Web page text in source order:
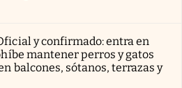
y confirmado: entra en
mantener perros y gatos
balcones, sótanos, terrazas y